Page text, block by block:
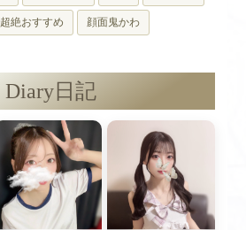
超絶おすすめ 顔面鬼かわ
Diary日記